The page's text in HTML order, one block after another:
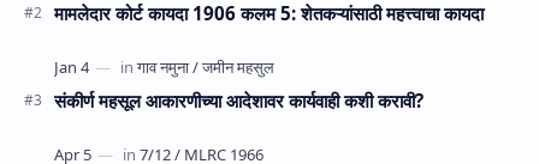
मामलेदार कोर्ट कायदा 1906 कलम 5: शेतकऱ्यांसाठी महत्त्वाचा कायदा
संकीर्ण महसूल आकारणीच्या आदेशावर कार्यवाही कशी करावी?